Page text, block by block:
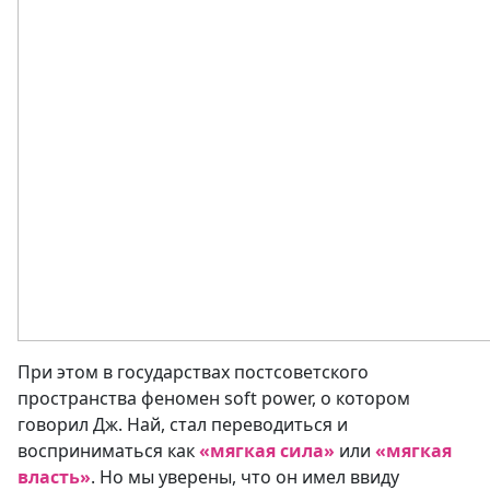
При этом в государствах постсоветского
пространства феномен soft power, о котором
говорил Дж. Най, стал переводиться и
восприниматься как«мягкая сила» или «мягкая
власть». Но мы уверены, что он имел ввиду